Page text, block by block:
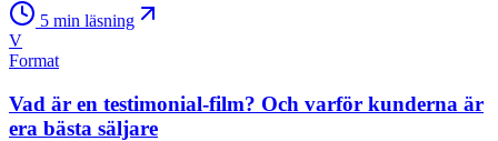
5 min läsning
V
Format
Vad är en testimonial-film? Och varför kunderna är
era bästa säljare